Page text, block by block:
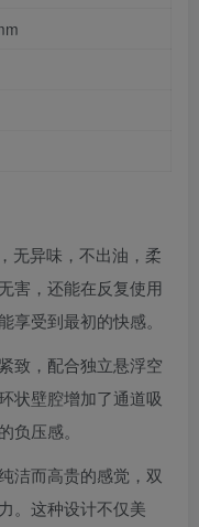
无异味，不出油，柔
害，还能在反复使用
享受到最初的快感。
致，配合独立悬浮空
状壁腔增加了通道吸
负压感。
洁而高贵的感觉，双
。这种设计不仅美